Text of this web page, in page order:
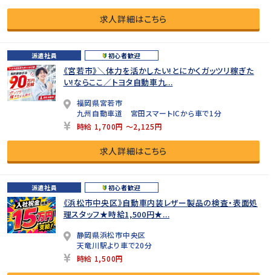
求人詳細はこちら
派遣社員 初心者歓迎
《宮若市》＼体力を活かしたい!とにかくガッツリ稼ぎた
い!ならここ／トヨタ自動車九...
福岡県宮若市
九州自動車道 宮田スマートICから車で1分
時給 1,700円 ～2,125円
求人詳細はこちら
派遣社員 初心者歓迎
《浜松市中央区》自動車内装レザー製品の検査・表面処
理スタッフ★時給1,500円★...
静岡県浜松市中央区
天竜川駅より車で20分
時給 1,500円